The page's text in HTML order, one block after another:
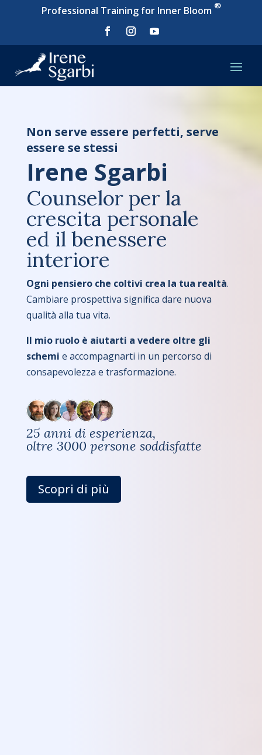
Professional Training for Inner Bloom ®
Non serve essere perfetti, serve
essere se stessi
Irene Sgarbi
Counselor per la
crescita personale
ed il benessere
interiore
Ogni pensiero che coltivi crea la tua realtà.
Cambiare prospettiva significa dare nuova
qualità alla tua vita.
Il mio ruolo è aiutarti a vedere oltre gli
schemi e accompagnarti in un percorso di
consapevolezza e trasformazione.
25 anni di esperienza,
oltre 3000 persone soddisfatte
Scopri di più